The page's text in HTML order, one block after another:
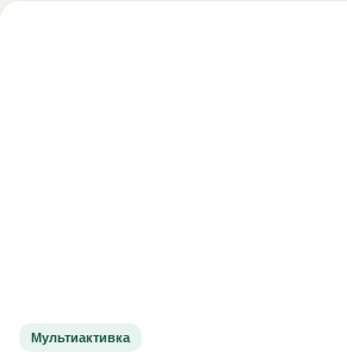
Мультиактивка